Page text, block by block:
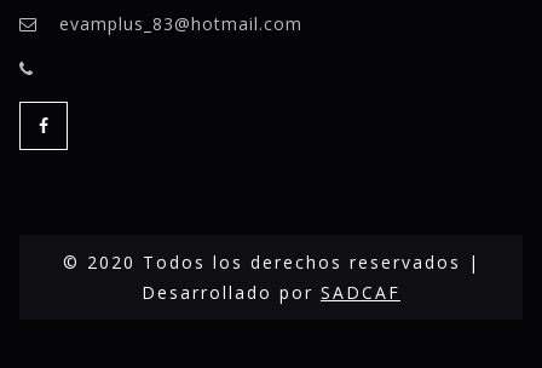
evamplus_83@hotmail.com
© 2020 Todos los derechos reservados |
Desarrollado por SADCAF